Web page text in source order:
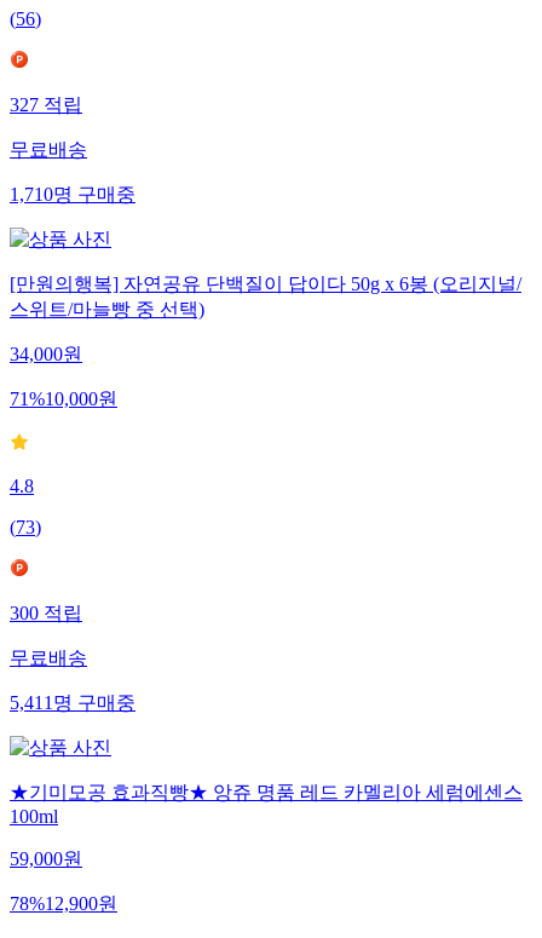
(56)
327적립
무료배송
1,710명구매중
[만원의행복] 자연공유 단백질이 답이다 50g x 6봉 (오리지널/
스위트/마늘빵 중 선택)
34,000원
71%10,000원
4.8
(73)
300적립
무료배송
5,411명구매중
★기미모공 효과직빵★ 앙쥬 명품 레드 카멜리아 세럼에센스
100ml
59,000원
78%12,900원